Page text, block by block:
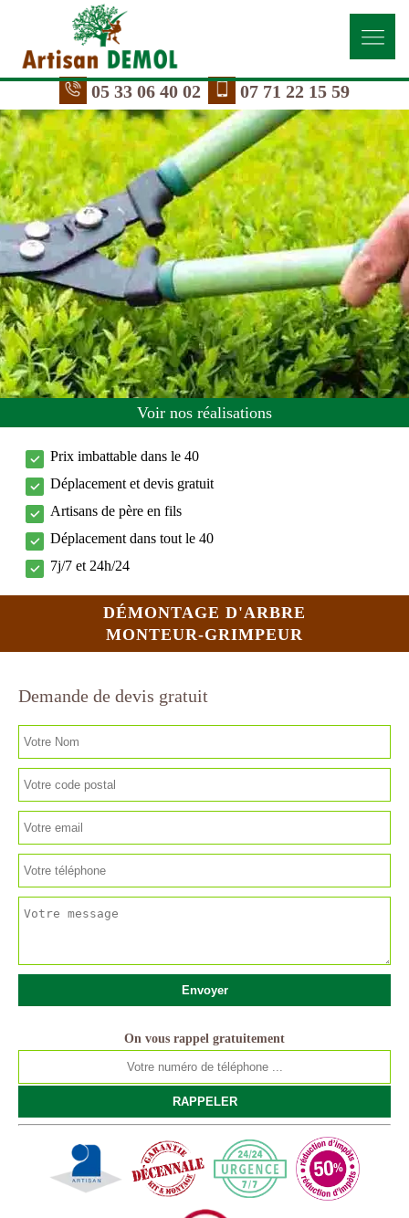
05 33 06 40 02 07 71 22 15 59
Voir nos réalisations
Prix imbattable dans le 40
Déplacement et devis gratuit
Artisans de père en fils
Déplacement dans tout le 40
7j/7 et 24h/24
DÉMONTAGE D'ARBRE
MONTEUR-GRIMPEUR
Demande de devis gratuit
On vous rappel gratuitement